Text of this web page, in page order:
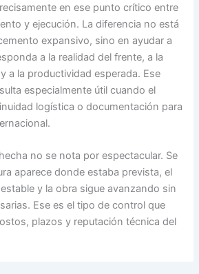
en ese punto crítico entre
y ejecución. La diferencia no está
expansivo, sino en ayudar a
a la realidad del frente, a la
a la productividad esperada. Ese
especialmente útil cuando el
logística o documentación para
no se nota por espectacular. Se
aparece donde estaba prevista, el
y la obra sigue avanzando sin
Ese es el tipo de control que
plazos y reputación técnica del